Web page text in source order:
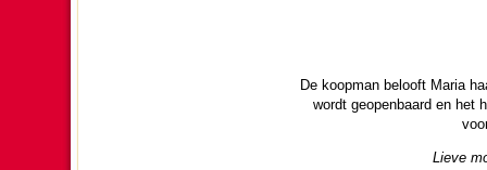
De koopman belooft Maria
wordt geopen­baard en het
Lieve